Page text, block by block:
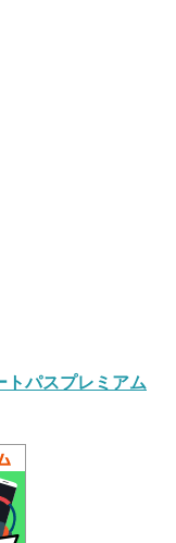
トパスプレミアム